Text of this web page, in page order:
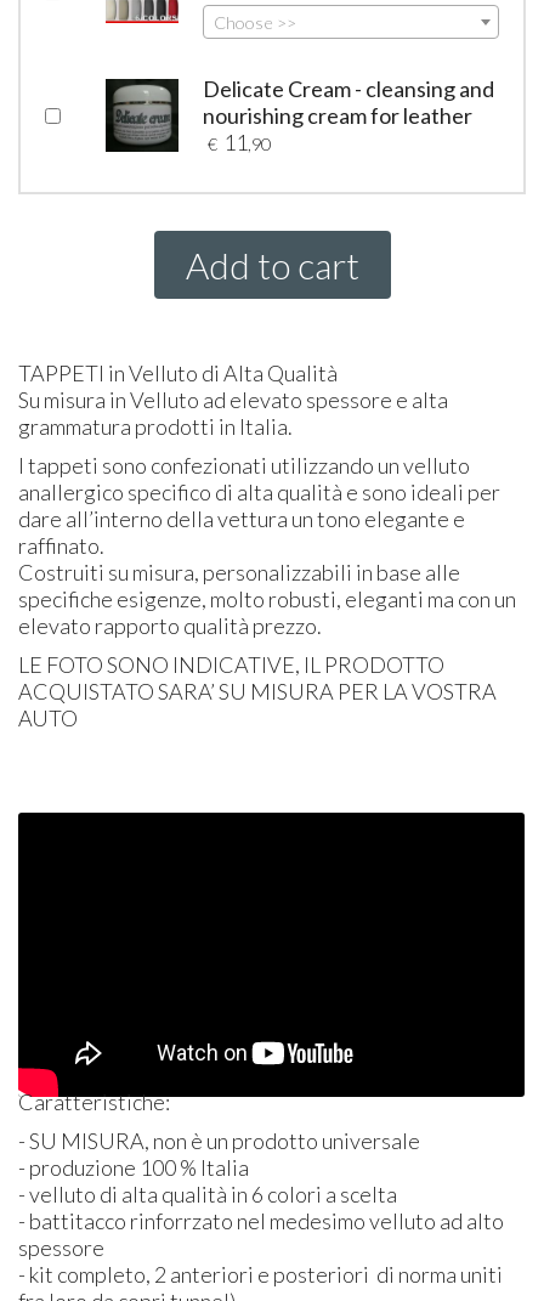
Choose >>
Delicate Cream - cleansing and
nourishing cream for leather
€ 11 ,90
Add to cart
TAPPETI in Velluto di Alta Qualità
Su misura in Velluto ad elevato spessore e alta
grammatura prodotti in Italia.
I tappeti sono confezionati utilizzando un velluto
anallergico specifico di alta qualità e sono ideali per
dare all’interno della vettura un tono elegante e
raffinato.
Costruiti su misura, personalizzabili in base alle
specifiche esigenze, molto robusti, eleganti ma con un
elevato rapporto qualità prezzo.
LE FOTOSONO INDICATIVE, IL PRODOTTO
ACQUISTATOSARA’ SU MISURA PER LAVOSTRA
AUTO
Caratteristiche:
- SU MISURA, non è un prodotto universale
- produzione 100 % Italia
- velluto di alta qualità in 6 colori a scelta
- battitacco rinforrzato nel medesimo velluto ad alto
spessore
- kit completo, 2 anteriori e posteriori di norma uniti